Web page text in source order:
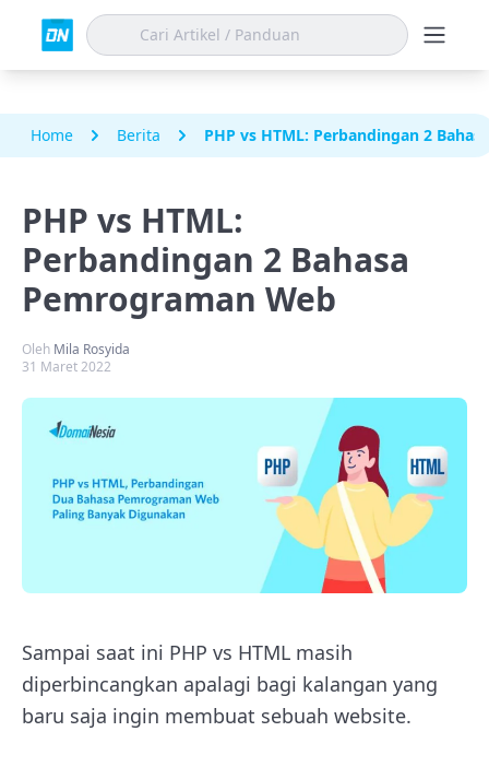
Home Berita PHP vs HTML: Perbandingan 2
PHP vs HTML:
Perbandingan 2 Bahasa
Pemrograman Web
Oleh Mila Rosyida
31 Maret 2022
Sampai saat ini PHP vs HTML masih
diperbincangkan apalagi bagi kalangan yang
baru saja ingin membuat sebuah website.